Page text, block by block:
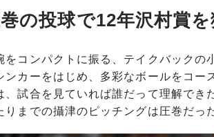
の投球で12年沢村賞
コンパクトに振る、テイクバックの
ンカーをはじめ、多彩なボールをコー
、試合を見ていれば誰だって理解でき
りまでの攝津のピッチングは圧巻だっ